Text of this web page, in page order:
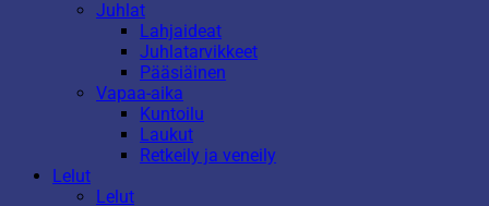
Juhlat
Lahjaideat
Juhlatarvikkeet
Pääsiäinen
Vapaa-aika
Kuntoilu
Laukut
Retkeily ja veneily
Lelut
Lelut